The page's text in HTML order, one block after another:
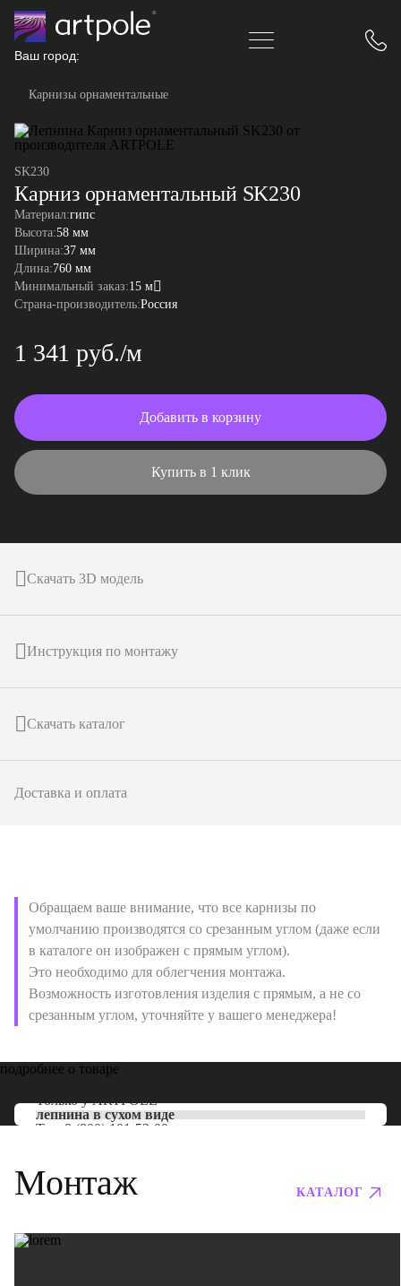
Ваш город:
Карнизы орнаментальные
SK230
Карниз орнаментальный SK230
Материал:гипс
Высота:58 мм
Ширина:37 мм
Длина:760 мм
Минимальный заказ:15 м
Страна-производитель:Россия
1 341 руб./м
Добавить в корзину
Купить в 1 клик
Скачать 3D модель
Инструкция по монтажу
Скачать каталог
Доставка и оплата
Обращаем ваше внимание, что все карнизы по
умолчанию производятся со срезанным углом (даже если
в каталоге он изображен с прямым углом).
Это необходимо для облегчения монтажа.
Возможность изготовления изделия с прямым, а не со
срезанным углом, уточняйте у вашего менеджера!
подробнее о товаре
Только уARTPOLE
лепнина в сухом виде
Тел: 8 (800) 101-53-00
Монтаж КАТАЛОГ